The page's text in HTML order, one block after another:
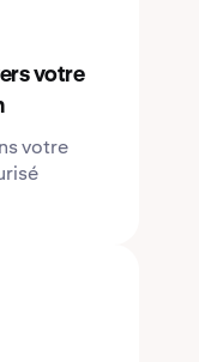
votre
votre